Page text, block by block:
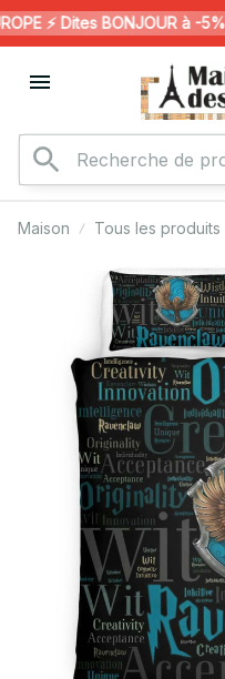
⚡️ Dites BONJOUR à -
Maison Tous les produits